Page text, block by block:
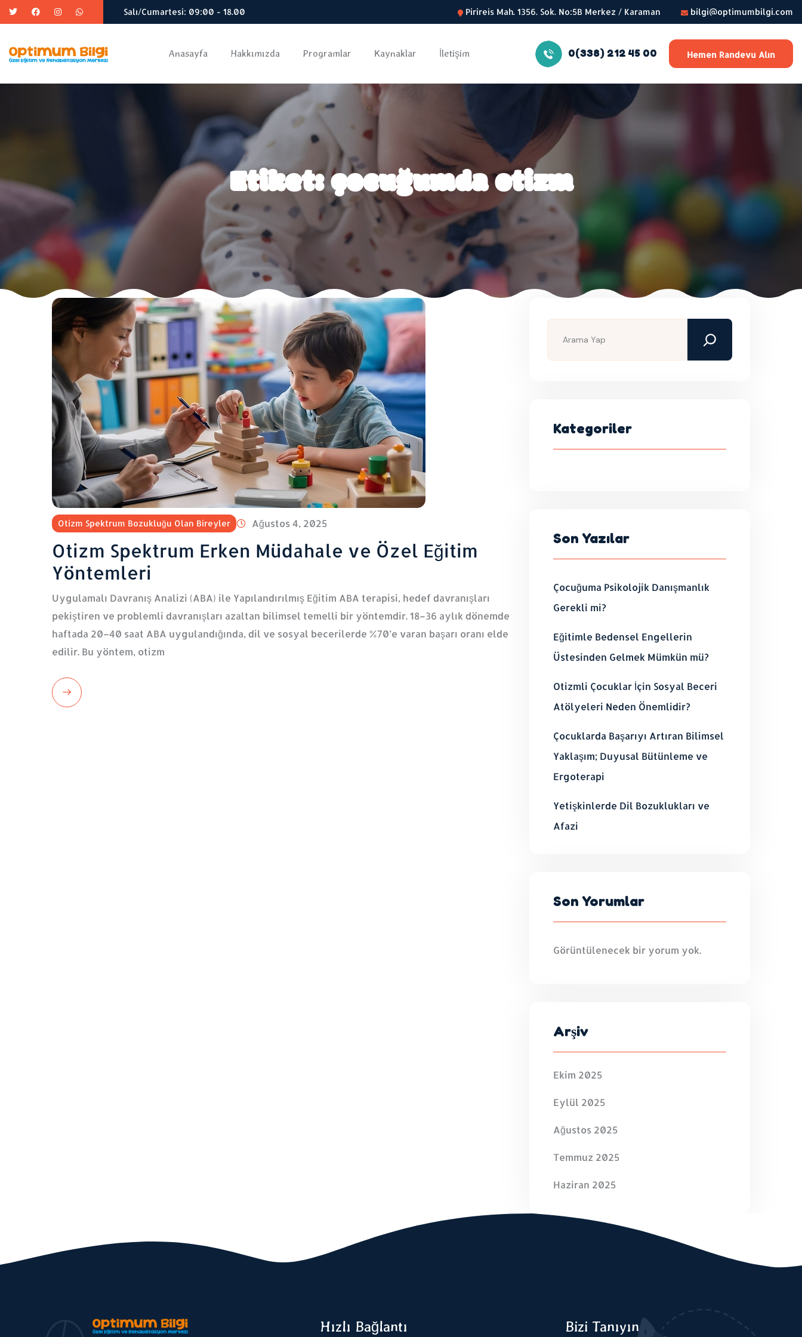
Salı/Cumartesi: 09:00 - 18.00 Pirireis Mah. 1356. Sok. No:5B Merkez / Karaman bilgi@optimumbilgi.com
Anasayfa Hakkımızda Programlar Kaynaklar İletişim 0(338) 212 45 00 Hemen Randevu Alın
Etiket:çocuğumda otizm
Otizm Spektrum Bozukluğu Olan Bireyler Ağustos 4, 2025
Otizm Spektrum Erken Müdahale ve Özel Eğitim
Yöntemleri
Uygulamalı Davranış Analizi (ABA) ile Yapılandırılmış Eğitim ABA terapisi, hedef davranışları
pekiştiren ve problemli davranışları azaltan bilimsel temelli bir yöntemdir. 18–36 aylık dönemde
haftada 20–40 saat ABA uygulandığında, dil ve sosyal becerilerde %70’e varan başarı oranı elde
edilir. Bu yöntem, otizm
Read
Kategoriler
Son Yazılar
Çocuğuma Psikolojik Danışmanlık
Gerekli mi?
Eğitimle Bedensel Engellerin
Üstesinden Gelmek Mümkün mü?
Otizmli Çocuklar İçin Sosyal Beceri
Atölyeleri Neden Önemlidir?
Çocuklarda Başarıyı Artıran Bilimsel
Yaklaşım; Duyusal Bütünleme ve
Ergoterapi
Yetişkinlerde Dil Bozuklukları ve
Afazi
Son Yorumlar
Görüntülenecek bir yorum yok.
Arşiv
Ekim 2025
Eylül 2025
Ağustos 2025
Temmuz 2025
Haziran 2025
Hızlı Bağlantı Bizi Tanıyın